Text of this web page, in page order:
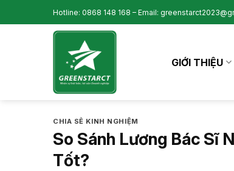
to
Hotline: 0868 148 168 – Email:
GIỚI THIỆU
CHIA SẺ KINH NGHIỆM
So Sánh Lương Bác Sĩ
Tốt?